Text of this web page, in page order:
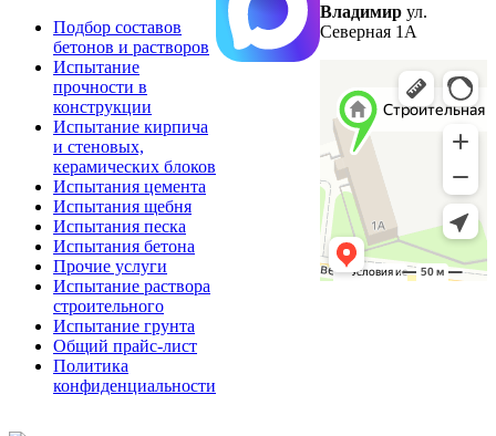
Подбор составов
бетонов и растворов
Испытание
прочности в
конструкции
Испытание кирпича
и стеновых,
керамических блоков
Испытания цемента
Испытания щебня
Испытания песка
Испытания бетона
Прочие услуги
Испытание раствора
строительного
Испытание грунта
Общий прайс-лист
Политика
конфиденциальности
Владимир ул.
Северная 1А